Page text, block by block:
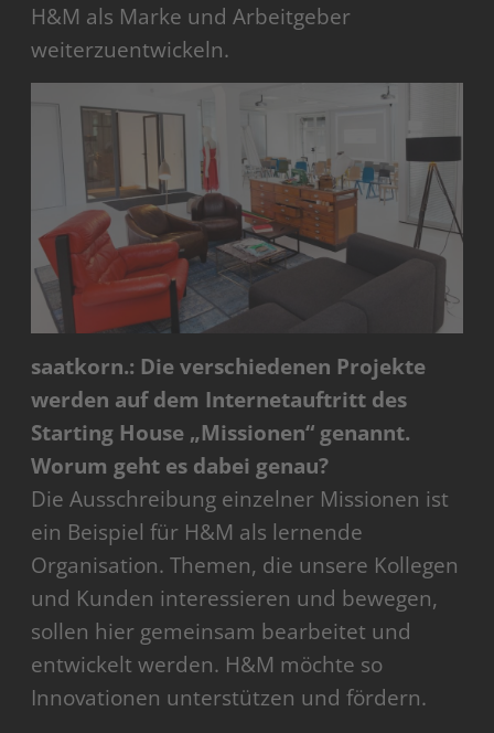
H&M als Marke und Arbeitgeber
weiterzuentwickeln.
saatkorn.: Die verschiedenen Projekte
werden auf dem Internetauftritt des
Starting House „Missionen“ genannt.
Worum geht es dabei genau?
Die Ausschreibung einzelner Missionen ist
ein Beispiel für H&M als lernende
Organisation. Themen, die unsere Kollegen
und Kunden interessieren und bewegen,
sollen hier gemeinsam bearbeitet und
entwickelt werden. H&M möchte so
Innovationen unterstützen und fördern.